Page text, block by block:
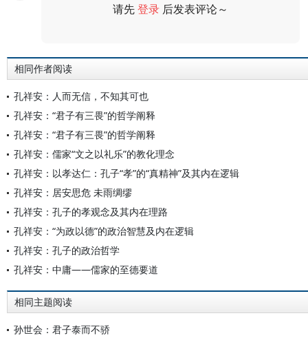
请先登录 后发表评论～
相同作者阅读
孔祥安：人而无信，不知其可也
孔祥安：“君子有三畏”的哲学阐释
孔祥安：“君子有三畏”的哲学阐释
孔祥安：儒家“文之以礼乐”的教化理念
孔祥安：以孝达仁：孔子“孝”的“真精神”及其内在逻辑
孔祥安：居安思危 未雨绸缪
孔祥安：孔子的孝观念及其内在理路
孔祥安：“为政以德”的政治智慧及内在逻辑
孔祥安：孔子的政治哲学
孔祥安：中庸——儒家的至德要道
相同主题阅读
孙世会：君子泰而不骄